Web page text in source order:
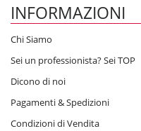
INFORMAZIONI
Chi Siamo
Sei un professionista? Sei TOP
Dicono di noi
Pagamenti & Spedizioni
Condizioni di Vendita